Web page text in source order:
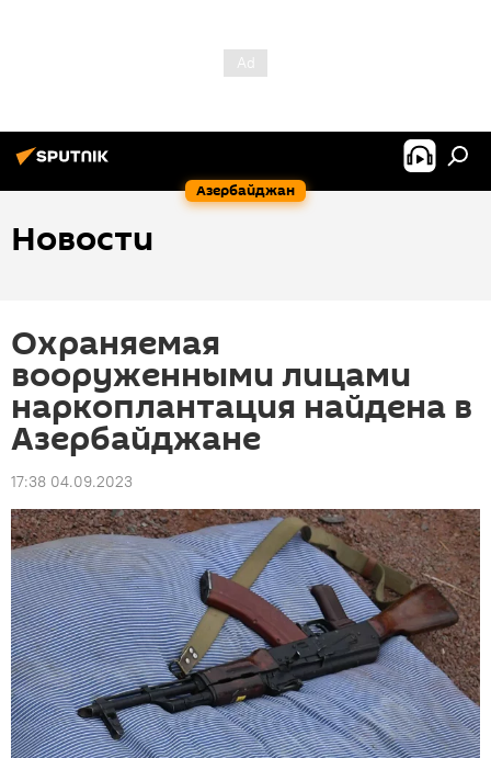
Азербайджан
Новости
Охраняемая
вооруженными лицами
наркоплантация найдена в
Азербайджане
17:38 04.09.2023